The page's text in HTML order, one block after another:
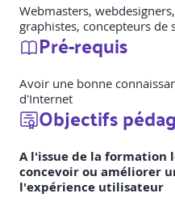
Webmasters,
graphistes, concepteurs de
Pré-requis
Avoir une bonne
d'Internet
Objectifs
A l'issue de la formation
concevoir ou améliorer
l'expérience utilisateur